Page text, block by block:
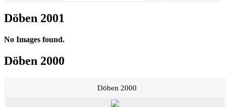
Döben 2001
No Images found.
Döben 2000
Döben 2000